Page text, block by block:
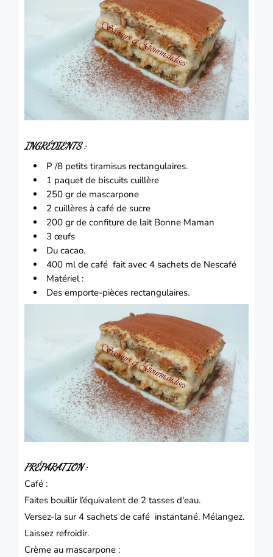
INGRÉDIENTS :
P /8 petits tiramisus rectangulaires.
1 paquet de biscuits cuillère
250 gr de mascarpone
2 cuillères à café de sucre
200 gr de confiture de lait Bonne Maman
3 œufs
Du cacao.
400 ml de café fait avec 4 sachets de Nescafé
Matériel :
Des emporte-pièces rectangulaires.
PRÉPARATION :
Café :
Faites bouillir l’équivalent de 2 tasses d'eau.
Versez-la sur 4 sachets de café instantané. Mélangez.
Laissez refroidir.
Crème au mascarpone :